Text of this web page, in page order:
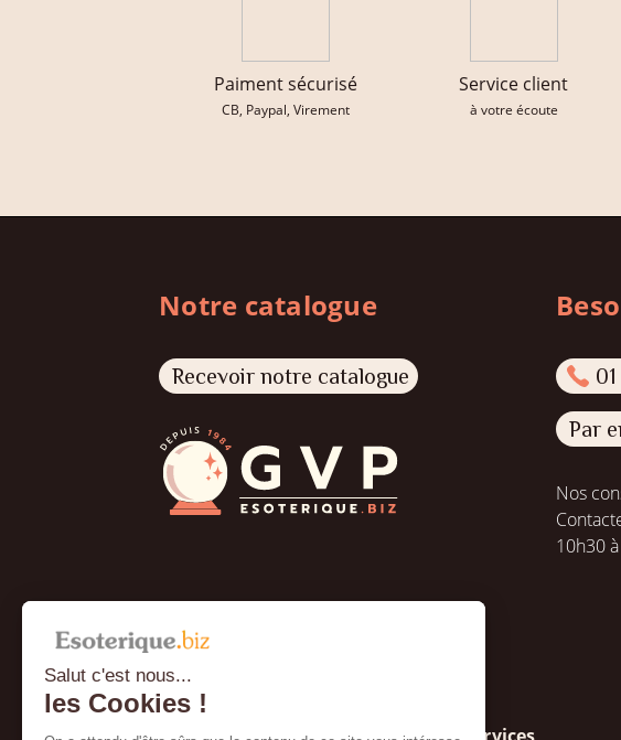
Salut c'est nous...
les Cookies !
Paiment sécurisé
CB, Paypal, Virement
Service client
à votre écoute
Notre catalogue
Recevoir notre catalogue
Par
Nos
10h30